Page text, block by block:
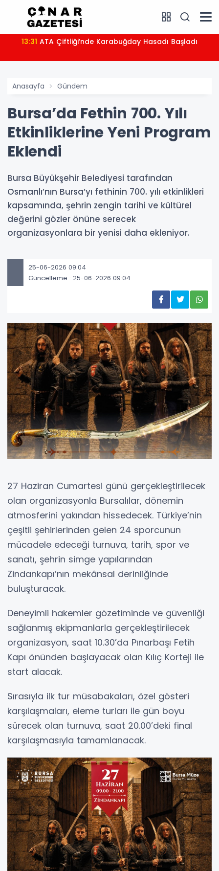
13:31 ATA Çiftliği’nde Karabuğday Hasadı Başladı
Anasayfa Gündem
Bursa’da Fethin 700. Yılı
Etkinliklerine Yeni Program
Eklendi
Bursa Büyükşehir Belediyesi tarafından
Osmanlı’nın Bursa’yı fethinin 700. yılı etkinlikleri
kapsamında, şehrin zengin tarihi ve kültürel
değerini gözler önüne serecek
organizasyonlara bir yenisi daha ekleniyor.
25-06-2026 09:04
Güncelleme : 25-06-2026 09:04
27 Haziran Cumartesi günü gerçekleştirilecek
olan organizasyonla Bursalılar, dönemin
atmosferini yakından hissedecek. Türkiye’nin
çeşitli şehirlerinden gelen 24 sporcunun
mücadele edeceği turnuva, tarih, spor ve
sanatı, şehrin simge yapılarından
Zindankapı’nın mekânsal derinliğinde
buluşturacak.
Deneyimli hakemler gözetiminde ve güvenliği
sağlanmış ekipmanlarla gerçekleştirilecek
organizasyon, saat 10.30’da Pınarbaşı Fetih
Kapı önünden başlayacak olan Kılıç Korteji ile
start alacak.
Sırasıyla ilk tur müsabakaları, özel gösteri
karşılaşmaları, eleme turları ile gün boyu
sürecek olan turnuva, saat 20.00’deki final
karşılaşmasıyla tamamlanacak.